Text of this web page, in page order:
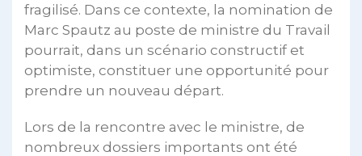
fragilisé. Dans ce contexte, la nomination de
Marc Spautz au poste de ministre du Travail
pourrait, dans un scénario constructif et
optimiste, constituer une opportunité pour
prendre un nouveau départ.
Lors de la rencontre avec le ministre, de
nombreux dossiers importants ont été